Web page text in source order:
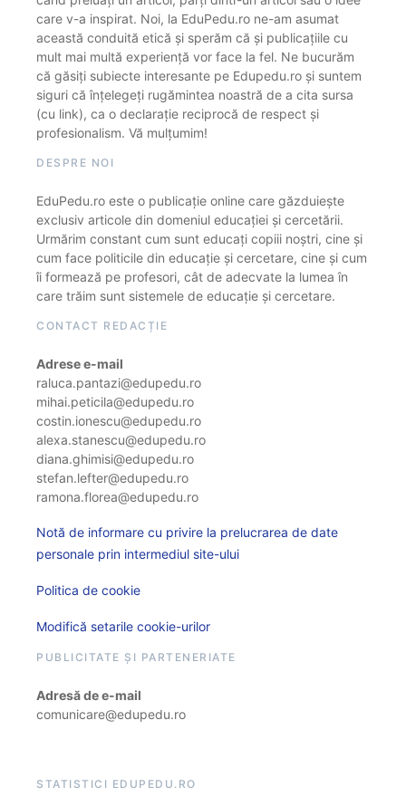
care v-a inspirat. Noi, la EduPedu.ro ne-am asumat
această conduită etică și sperăm că și publicațiile cu
mult mai multă experiență vor face la fel. Ne bucurăm
că găsiți subiecte interesante pe Edupedu.ro și suntem
siguri că înțelegeți rugămintea noastră de a cita sursa
(cu link), ca o declarație reciprocă de respect și
profesionalism. Vă mulțumim!
DESPRE NOI
EduPedu.ro este o publicație online care găzduiește
exclusiv articole din domeniul educației și cercetării.
Urmărim constant cum sunt educați copiii noștri, cine și
cum face politicile din educație și cercetare, cine și cum
îi formează pe profesori, cât de adecvate la lumea în
care trăim sunt sistemele de educație și cercetare.
CONTACT REDACȚIE
Adrese e-mail
raluca.pantazi@edupedu.ro
mihai.peticila@edupedu.ro
costin.ionescu@edupedu.ro
alexa.stanescu@edupedu.ro
diana.ghimisi@edupedu.ro
stefan.lefter@edupedu.ro
ramona.florea@edupedu.ro
Notă de informare cu privire la prelucrarea de date
personale prin intermediul site-ului
Politica de cookie
Modifică setarile cookie-urilor
PUBLICITATE ȘI PARTENERIATE
Adresă de e-mail
comunicare@edupedu.ro
STATISTICI EDUPEDU.RO